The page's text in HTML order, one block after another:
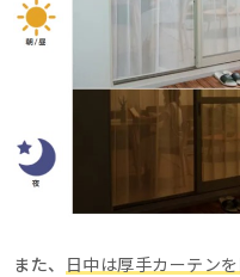
また、
日中は厚手カーテン